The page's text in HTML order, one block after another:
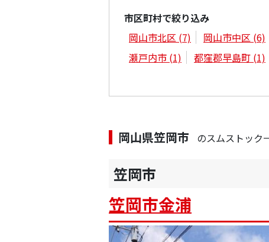
市区町村で絞り込み
岡山市北区 (7) 岡山市中区 (6)
瀬戸内市 (1) 都窪郡早島町 (1)
岡山県笠岡市 のスムストック
笠岡市
笠岡市金浦